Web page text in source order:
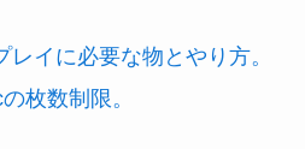
イに必要な物とやり方。
枚数制限。